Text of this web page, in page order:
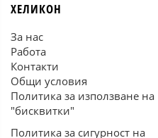
ХЕЛИКОН
За нас
Работа
Контакти
Общи условия
Политика за използване на
"бисквитки"
Политика за сигурност на